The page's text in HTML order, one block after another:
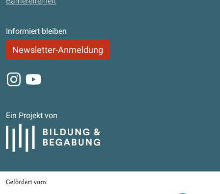
Informiert bleiben
Newsletter-Anmeldung
Instagram
Youtube
Ein Projekt von
Bildung und Begabung
Gefördert von
Bundesministerium für Bildung, Familie, Senioren, Frauen und Jugend